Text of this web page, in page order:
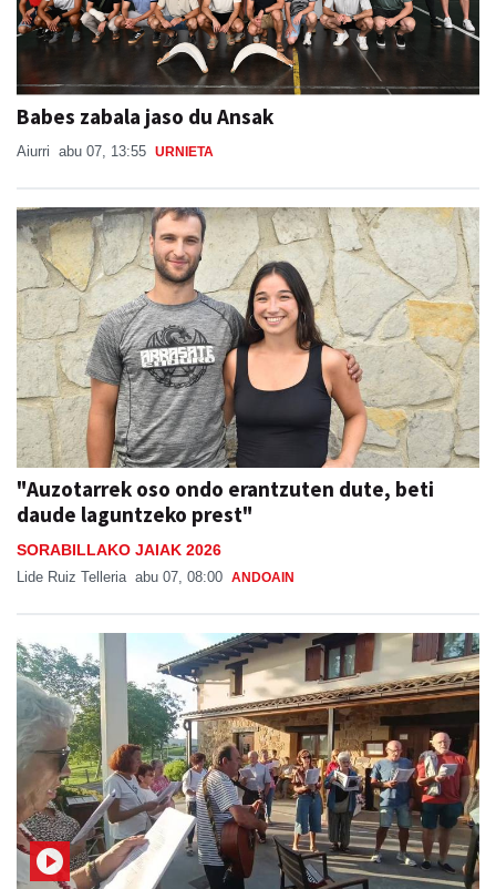
Babes zabala jaso du Ansak
Aiurri abu 07, 13:55 URNIETA
"Auzotarrek oso ondo erantzuten dute, beti
daude laguntzeko prest"
SORABILLAKO JAIAK 2026
Lide Ruiz Telleria abu 07, 08:00 ANDOAIN